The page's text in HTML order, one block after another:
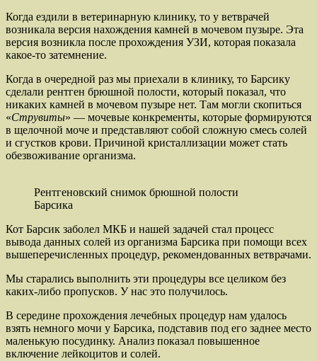
Когда ездили в ветеринарную клинику, то у ветврачей
возникала версия нахождения камней в мочевом пузыре. Эта
версия возникла после прохождения УЗИ, которая показала
какое-то затемнение.
Когда в очередной раз мы приехали в клинику, то Барсику
сделали рентген брюшной полости, который показал, что
никаких камней в мочевом пузыре нет. Там могли скопиться
«Струвиты» — мочевые конкременты, которые формируются
в щелочной моче и представляют собой сложную смесь солей
и сгустков крови. Причиной кристаллизации может стать
обезвоживание организма.
Рентгеновский снимок брюшной полости
Барсика
Кот Барсик заболел МКБ и нашей задачей стал процесс
вывода данных солей из организма Барсика при помощи всех
вышеперечисленных процедур, рекомендованных ветврачами.
Мы старались выполнить эти процедуры все целиком без
каких-либо пропусков. У нас это получилось.
В середине прохождения лечебных процедур нам удалось
взять немного мочи у Барсика, подставив под его заднее место
маленькую посудинку. Анализ показал повышенное
включение лейкоцитов и солей.